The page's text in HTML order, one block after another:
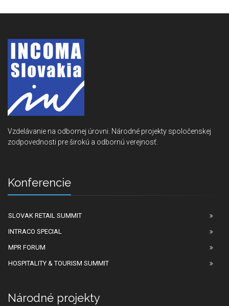
Vzdelávanie na odbornej úrovni. Národné projekty spoločenskej
zodpovednosti pre širokú a odbornú verejnosť.
Konferencie
SLOVAK RETAIL SUMMIT
INTRACO SPECIAL
MPR FORUM
HOSPITALITY & TOURISM SUMMIT
Národné projekty